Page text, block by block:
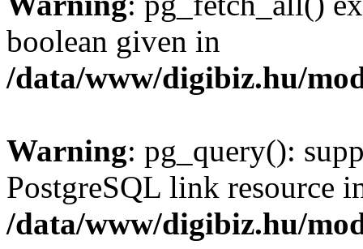
boolean given in
/data/www/digibiz.hu/
Warning: pg_query():
PostgreSQL link resource
/data/www/digibiz.hu/